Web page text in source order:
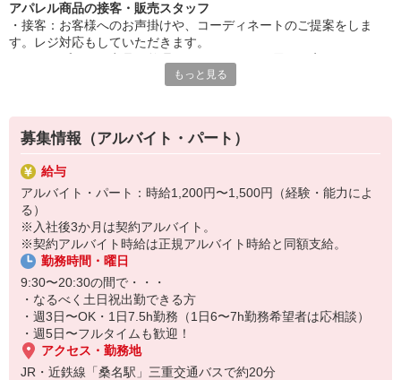
アパレル商品の接客・販売スタッフ
・接客：お客様へのお声掛けや、コーディネートのご提案をしま
す。レジ対応もしていただきます。
・掃除：お客様がいないタイミングで簡単な掃除を行います。
もっと見る
募集情報（アルバイト・パート）
給与
アルバイト・パート：時給1,200円〜1,500円（経験・能力によ
る）
※入社後3か月は契約アルバイト。
※契約アルバイト時給は正規アルバイト時給と同額支給。
勤務時間・曜日
9:30〜20:30の間で・・・
・なるべく土日祝出勤できる方
・週3日〜OK・1日7.5h勤務（1日6〜7h勤務希望者は応相談）
・週5日〜フルタイムも歓迎！
アクセス・勤務地
JR・近鉄線「桑名駅」三重交通バスで約20分